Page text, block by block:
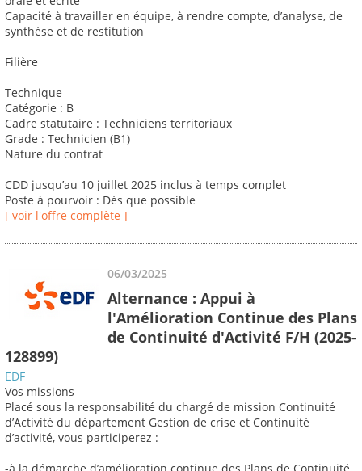
Capacité à travailler en équipe, à rendre compte, d’analyse, de
synthèse et de restitution
Filière
Technique
Catégorie : B
Cadre statutaire : Techniciens territoriaux
Grade : Technicien (B1)
Nature du contrat
CDD jusqu’au 10 juillet 2025 inclus à temps complet
Poste à pourvoir : Dès que possible
[ voir l'offre complète ]
06/03/2025
Alternance : Appui à
l'Amélioration Continue des Plans
de Continuité d'Activité F/H (2025-
128899)
EDF
Vos missions
Placé sous la responsabilité du chargé de mission Continuité
d’Activité du département Gestion de crise et Continuité
d’activité, vous participerez :